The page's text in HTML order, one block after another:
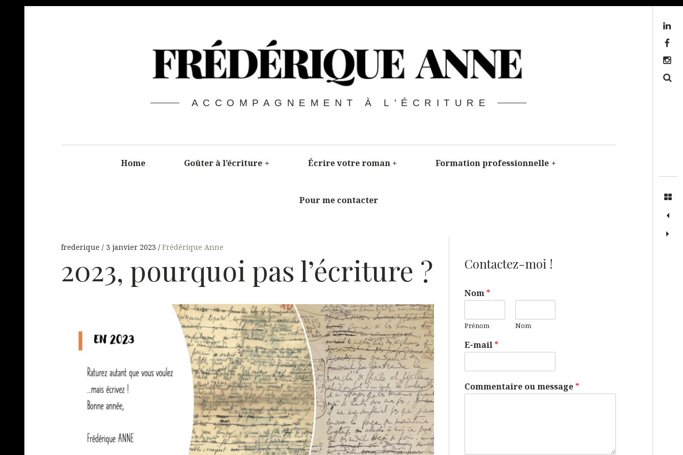
ACCOMPAGNEMENT À L'ÉCRITURE
Home Goûter à l’écriture + Écrire votre roman + Formation professionnelle +
Pour me contacter
frederique 3 janvier 2023 Frédérique Anne
2023, pourquoi pas l’écriture ? Contactez-moi !
Nom *
Prénom Nom
E-mail *
Commentaire ou message *